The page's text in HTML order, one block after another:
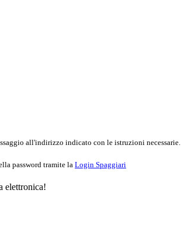
all'indirizzo indicato con le istruzioni necessarie.
password tramite la Login Spaggiari
elettronica!